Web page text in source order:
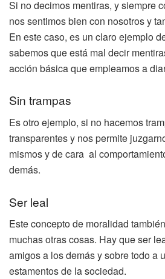
Si no decimos mentiras, y siempre
nos sentimos bien con nosotros y
En este caso, es un claro ejemplo
sabemos que está mal decir
acción básica que empleamos a
Sin trampas
Es otro ejemplo, si no hacemos
transparentes y nos permite
mismos y de cara al
demás.
Ser leal
Este concepto de moralidad
muchas otras cosas. Hay que ser
amigos a los demás y sobre todo a
estamentos de la sociedad.